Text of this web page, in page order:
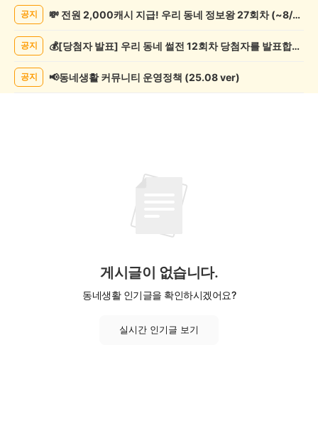
문/
글
공지 💸 전원 2,000캐시 지급! 우리 동네 정보왕 27회차 (~8/10)
공지 💰[당첨자 발표] 우리 동네 썰전 12회차 당첨자를 발표합니다!
공지 📢동네생활 커뮤니티 운영정책 (25.08 ver)
게시글이 없습니다.
동네생활 인기글을 확인하시겠어요?
실시간 인기글 보기